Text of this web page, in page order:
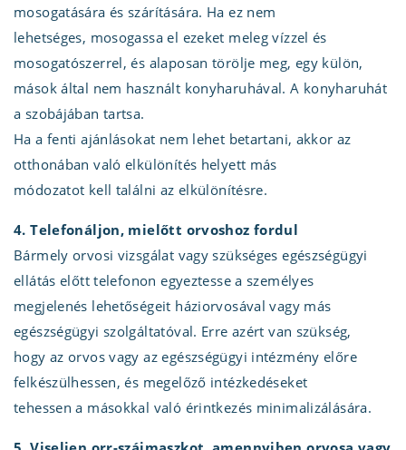
mosogatására és szárítására. Ha ez nem
lehetséges, mosogassa el ezeket meleg vízzel és
mosogatószerrel, és alaposan törölje meg, egy külön,
mások által nem használt konyharuhával. A konyharuhát
a szobájában tartsa.
Ha a fenti ajánlásokat nem lehet betartani, akkor az
otthonában való elkülönítés helyett más
módozatot kell találni az elkülönítésre.
4. Telefonáljon, mielőtt orvoshoz fordul
Bármely orvosi vizsgálat vagy szükséges egészségügyi
ellátás előtt telefonon egyeztesse a személyes
megjelenés lehetőségeit háziorvosával vagy más
egészségügyi szolgáltatóval. Erre azért van szükség,
hogy az orvos vagy az egészségügyi intézmény előre
felkészülhessen, és megelőző intézkedéseket
tehessen a másokkal való érintkezés minimalizálására.